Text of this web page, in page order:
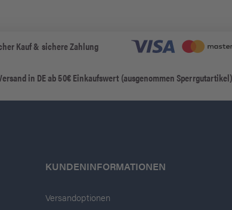
Kauf & sichere Zahlung
in DE ab 50€ Einkaufswert (ausgenommen Sperrgutartikel)
KUNDENINFORMATIONEN
Versandoptionen